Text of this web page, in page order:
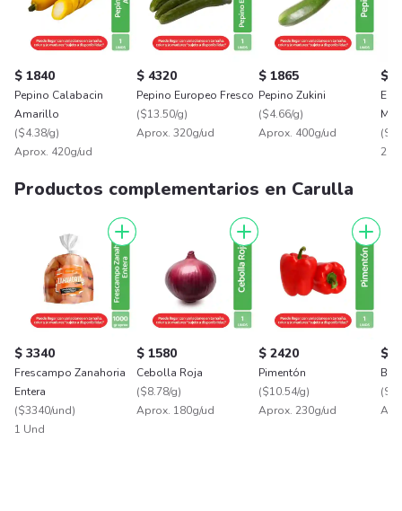
$ 1840
Pepino Calabacin
Amarillo
($4.38/g)
Aprox. 420g/ud
$ 4320
Pepino Europeo Fresco
($13.50/g)
Aprox. 320g/ud
$ 1865
Pepino Zukini
($4.66/g)
Aprox. 400g/ud
$
(
Productos complementarios en Carulla
$ 3340
Frescampo Zanahoria
Entera
($3340/und)
1 Und
$ 1580
Cebolla Roja
($8.78/g)
Aprox. 180g/ud
$ 2420
Pimentón
($10.54/g)
Aprox. 230g/ud
$
(